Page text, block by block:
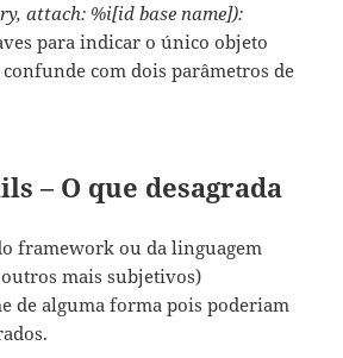
attach: %i[id base name]):
para indicar o único objeto
confunde com dois parâmetros de
– O que desagrada
framework ou da linguagem
mais subjetivos)
de alguma forma pois poderiam